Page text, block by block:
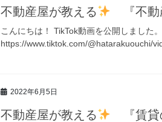
不動産屋が教える 『不動
こんにちは！ TikTok動画を公開しました
https://www.tiktok.com/@hatarakuouchi/
2022年6月5日
不動産屋が教える
『賃貸